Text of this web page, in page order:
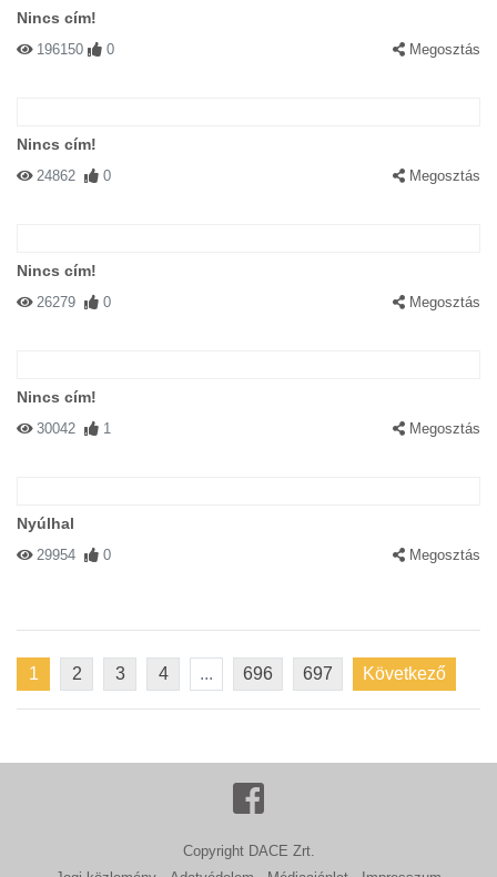
Nincs cím!
196150 0 Megosztás
Nincs cím!
24862 0 Megosztás
Nincs cím!
26279 0 Megosztás
Nincs cím!
30042 1 Megosztás
Nyúlhal
29954 0 Megosztás
1 2 3 4 ... 696 697 Következő
Copyright DACE Zrt.